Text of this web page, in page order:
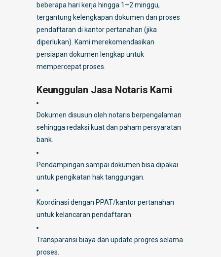
beberapa hari kerja hingga 1–2 minggu,
tergantung kelengkapan dokumen dan proses
pendaftaran di kantor pertanahan (jika
diperlukan). Kami merekomendasikan
persiapan dokumen lengkap untuk
mempercepat proses.
Keunggulan Jasa Notaris Kami
Dokumen disusun oleh notaris berpengalaman
sehingga redaksi kuat dan paham persyaratan
bank.
Pendampingan sampai dokumen bisa dipakai
untuk pengikatan hak tanggungan.
Koordinasi dengan PPAT/kantor pertanahan
untuk kelancaran pendaftaran.
Transparansi biaya dan update progres selama
proses.